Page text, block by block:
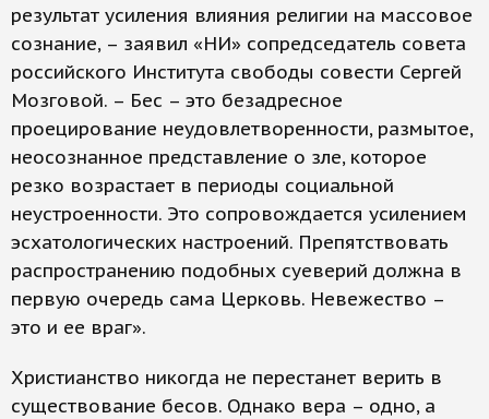
результат усиления влияния религии на массовое
сознание, – заявил «НИ» сопредседатель совета
российского Института свободы совести Сергей
Мозговой. – Бес – это безадресное
проецирование неудовлетворенности, размытое,
неосознанное представление о зле, которое
резко возрастает в периоды социальной
неустроенности. Это сопровождается усилением
эсхатологических настроений. Препятствовать
распространению подобных суеверий должна в
первую очередь сама Церковь. Невежество –
это и ее враг».
Христианство никогда не перестанет верить в
существование бесов. Однако вера – одно, а